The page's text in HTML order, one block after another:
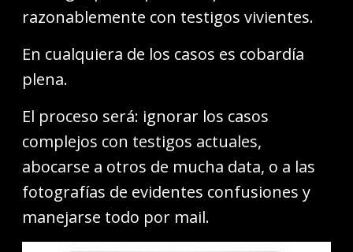
razonablemente con testigos vivientes.
En cualquiera de los casos es cobardía
plena.
El proceso será: ignorar los casos
complejos con testigos actuales,
abocarse a otros de mucha data, o a las
fotografías de evidentes confusiones y
manejarse todo por mail.